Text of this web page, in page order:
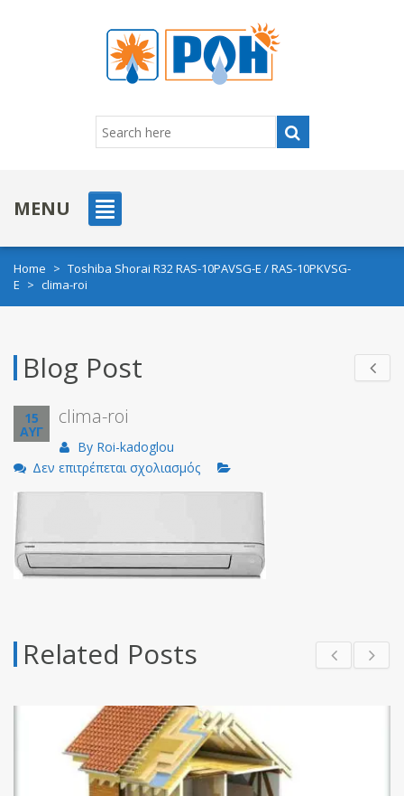
MENU
Home > Toshiba Shorai R32 RAS-10PAVSG-E / RAS-10PKVSG-
E > clima-roi
Blog Post
15
ΑΥΓ
clima-roi
By Roi-kadoglou
Δεν επιτρέπεται σχολιασμόςστο
clima-
Related Posts